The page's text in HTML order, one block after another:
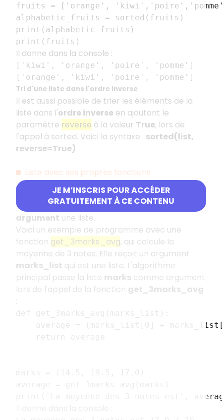
JE M’INSCRIS POUR ACCÉDER
GRATUITEMENT À CE CONTENU
fruits = ['orange',
alphabetic_fruits = sorted(fruits)
print(alphabetic_fruits)
print(fruits)
Il donne dans la console :
['kiwi', 'orange', 'poire', 'pomme']
['orange', 'kiwi', 'poire', 'pomme']
Tri d'une liste dans l'ordre inverse
Il est aussi possible de trier les éléments de la
liste dans l'ordre inverse en ajoutant le
paramètre reverse à la valeur True, lors de
l'appel à sorted. Voici la syntaxe : sorted(list,
reverse=True)
Liste avec ses propres fonctions
Liste comme argument
Une fonction pourra prendre comme
argument une liste.
Voici un exemple de programme avec une
fonction get_3marks_avg, qui calcule la
moyenne de 3 notes. Elle reçoit un argument
marks_list qui est une liste. L'algorithme
principal passe la liste marks comme argument
lors de l'appel de la fonction get_3marks_avg
def get_3marks_avg(marks_list):
average = (marks_list[0] +
print('La moyenne des 3 notes est',